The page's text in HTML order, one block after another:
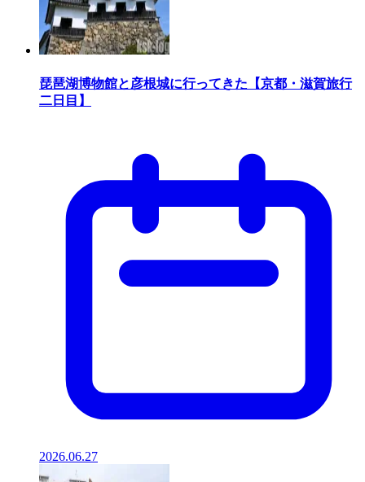
琵琶湖博物館と彦根城に行ってきた【京都・滋賀旅行
二日目】
2026.06.27